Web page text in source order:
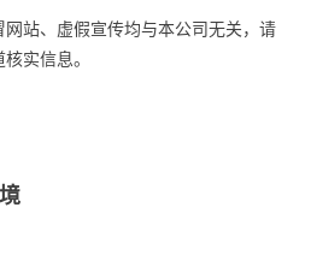
网站、虚假宣传均与本公司无关，请
实信息。